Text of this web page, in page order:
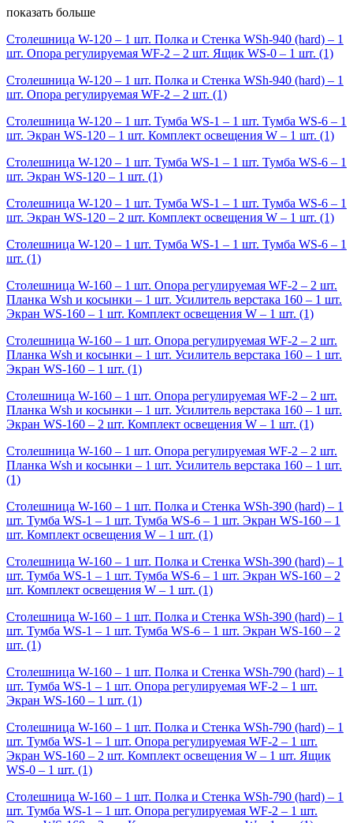
показать больше
Столешница W-120 – 1 шт. Полка и Стенка WSh-940 (hard) – 1
шт. Опора регулируемая WF-2 – 2 шт. Ящик WS-0 – 1 шт. (1)
Столешница W-120 – 1 шт. Полка и Стенка WSh-940 (hard) – 1
шт. Опора регулируемая WF-2 – 2 шт. (1)
Столешница W-120 – 1 шт. Тумба WS-1 – 1 шт. Тумба WS-6 – 1
шт. Экран WS-120 – 1 шт. Комплект освещения W – 1 шт. (1)
Столешница W-120 – 1 шт. Тумба WS-1 – 1 шт. Тумба WS-6 – 1
шт. Экран WS-120 – 1 шт. (1)
Столешница W-120 – 1 шт. Тумба WS-1 – 1 шт. Тумба WS-6 – 1
шт. Экран WS-120 – 2 шт. Комплект освещения W – 1 шт. (1)
Столешница W-120 – 1 шт. Тумба WS-1 – 1 шт. Тумба WS-6 – 1
шт. (1)
Столешница W-160 – 1 шт. Опора регулируемая WF-2 – 2 шт.
Планка Wsh и косынки – 1 шт. Усилитель верстака 160 – 1 шт.
Экран WS-160 – 1 шт. Комплект освещения W – 1 шт. (1)
Столешница W-160 – 1 шт. Опора регулируемая WF-2 – 2 шт.
Планка Wsh и косынки – 1 шт. Усилитель верстака 160 – 1 шт.
Экран WS-160 – 1 шт. (1)
Столешница W-160 – 1 шт. Опора регулируемая WF-2 – 2 шт.
Планка Wsh и косынки – 1 шт. Усилитель верстака 160 – 1 шт.
Экран WS-160 – 2 шт. Комплект освещения W – 1 шт. (1)
Столешница W-160 – 1 шт. Опора регулируемая WF-2 – 2 шт.
Планка Wsh и косынки – 1 шт. Усилитель верстака 160 – 1 шт.
(1)
Столешница W-160 – 1 шт. Полка и Стенка WSh-390 (hard) – 1
шт. Тумба WS-1 – 1 шт. Тумба WS-6 – 1 шт. Экран WS-160 – 1
шт. Комплект освещения W – 1 шт. (1)
Столешница W-160 – 1 шт. Полка и Стенка WSh-390 (hard) – 1
шт. Тумба WS-1 – 1 шт. Тумба WS-6 – 1 шт. Экран WS-160 – 2
шт. Комплект освещения W – 1 шт. (1)
Столешница W-160 – 1 шт. Полка и Стенка WSh-390 (hard) – 1
шт. Тумба WS-1 – 1 шт. Тумба WS-6 – 1 шт. Экран WS-160 – 2
шт. (1)
Столешница W-160 – 1 шт. Полка и Стенка WSh-790 (hard) – 1
шт. Тумба WS-1 – 1 шт. Опора регулируемая WF-2 – 1 шт.
Экран WS-160 – 1 шт. (1)
Столешница W-160 – 1 шт. Полка и Стенка WSh-790 (hard) – 1
шт. Тумба WS-1 – 1 шт. Опора регулируемая WF-2 – 1 шт.
Экран WS-160 – 2 шт. Комплект освещения W – 1 шт. Ящик
WS-0 – 1 шт. (1)
Столешница W-160 – 1 шт. Полка и Стенка WSh-790 (hard) – 1
шт. Тумба WS-1 – 1 шт. Опора регулируемая WF-2 – 1 шт.